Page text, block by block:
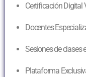
Certificación Digital
Docentes
Sesiones de clases
Plataforma